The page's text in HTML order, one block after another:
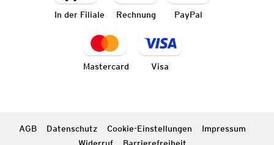
In der Filiale Rechnung PayPal
Mastercard Visa
AGB Datenschutz Cookie-Einstellungen
Impressum